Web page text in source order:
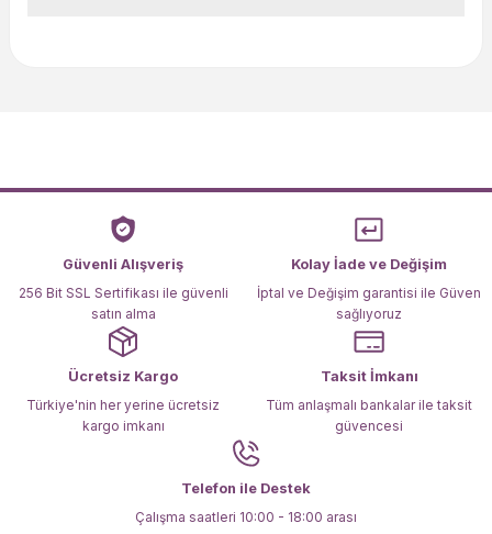
Ürün açıklamasında eksik bilgiler bulunuyor.
Ürün bilgilerinde hatalar bulunuyor.
Ürün fiyatı diğer sitelerden daha pahalı.
Bu ürüne benzer farklı alternatifler olmalı.
Güvenli Alışveriş
256 Bit SSL Sertifikası ile güvenli
satın alma
Kolay İade ve Değişim
İptal ve Değişim garantisi ile Güven
sağlıyoruz
Ücretsiz Kargo
Türkiye'nin her yerine ücretsiz
kargo imkanı
Taksit İmkanı
Tüm anlaşmalı bankalar ile taksit
güvencesi
Telefon ile Destek
Çalışma saatleri 10:00 - 18:00 arası